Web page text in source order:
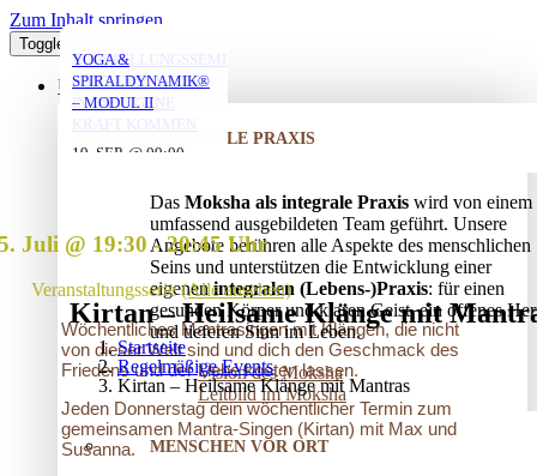
Zum Inhalt springen
Toggle Navigation
ÜBER UNS
INTEGRALE PRAXIS
Das Moksha als integrale Praxis wird von einem
umfassend ausgebildeten Team geführt. Unsere
Angebote berühren alle Aspekte des menschlichen
Seins und unterstützen die Entwicklung einer
eigenenintegralen (Lebens-)Praxis: für einen
gesunden Körper und klaren Geist, ein offenes
und tieferen Sinn im Leben.
Vision des Moksha
Leitbild im Moksha
MENSCHEN VOR ORT
Kirtan – Heilsame Klänge mit
Startseite
Regelmäßige Events
Kirtan – Heilsame Klänge mit Mantras
Juli @ 19:30-20:45
Veranstaltungsserie(Alle ansehen)
Wöchentliches Mantrasingen mit Klängen, die nicht
von dieser Welt sind und dich den Geschmack des
Friedens und der Liebe kosten lassen.
Jeden Donnerstag dein wöchentlicher Termin zum
gemeinsamen Mantra-Singen (Kirtan) mit Max und
Susanna.
YOGA FÜR ÄLTERE
MIT ANNA
06. AUG. @ 17:45-
YOGA MIT ANNA
06. AUG. @ 19:30
20:45
MORGENYOGA MIT
ANNA
07. AUG. @ 08:00-
VERSTRICKUNGEN
LÖSEN – OFFENES
AUFSTELLUNGSSEMINAR
25. AUG. @ 17:00
AUFSTELLUNGSSEMINAR
– MIT DEM VATER
IN DIE EIGENE
KRAFT KOMMEN
YOGA &
SPIRALDYNAMIK®
– MODUL II
19. SEP. @ 09:00
20. SEP. @ 16:00